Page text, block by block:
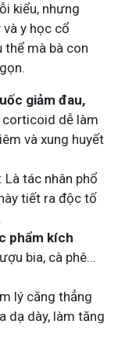
kiểu, nhưng
y học cổ
thể mà bà con
giảm đau,
corticoid dễ làm
và xung huyết
: Là tác nhân phổ
tiết ra độc tố
phẩm kích
bia, cà phê…
lý căng thẳng
dạ dày, làm tăng